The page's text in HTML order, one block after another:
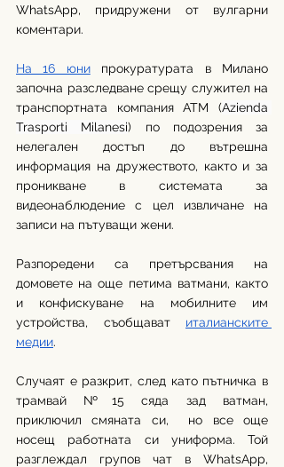
WhatsApp, придружени от вулгарни
коментари.
На 16 юни прокуратурата в Милано
започна разследване срещу служител на
транспортната компания ATM (Azienda
Trasporti Milanesi) по подозрения за
нелегален достъп до вътрешна
информация на дружеството, както и за
проникване в системата за
видеонаблюдение с цел извличане на
записи на пътуващи жени.
Разпоредени са претърсвания на
домовете на още петима ватмани, както
и конфискуване на мобилните им
устройства, съобщават италианските
медии.
Случаят е разкрит, след като пътничка в
трамвай №15 сяда зад ватман,
приключил смяната си,  но все още
носещ работната си униформа. Той
разглеждал групов чат в WhatsApp,